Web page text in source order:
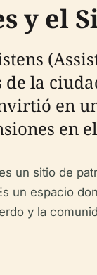
y el
de la
en
en
un sitio de
un espacio
y la